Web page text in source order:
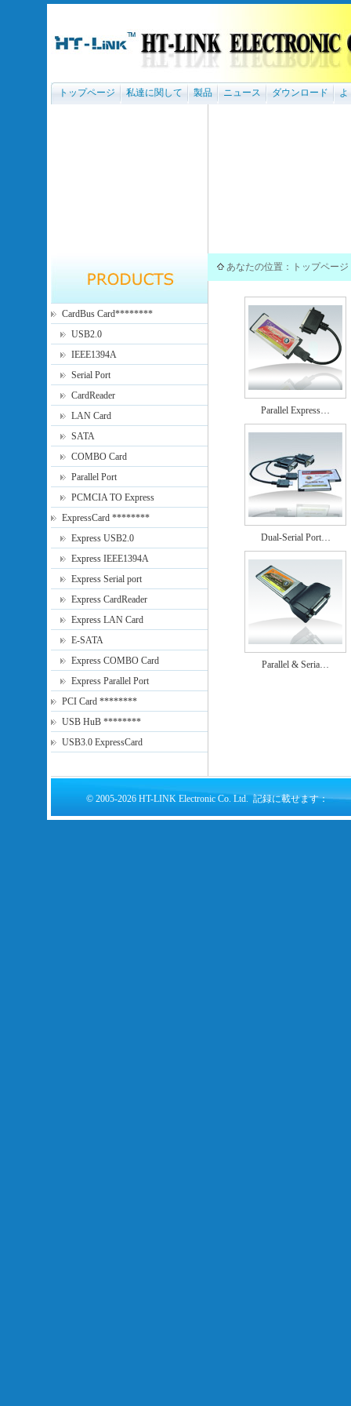
トップページ 私達に関して 製品 ニュース ダウンロード
CardBus Card********
USB2.0
IEEE1394A
Serial Port
CardReader
LAN Card
SATA
COMBO Card
Parallel Port
PCMCIA TO Express
ExpressCard ********
Express USB2.0
Express IEEE1394A
Express Serial port
Express CardReader
Express LAN Card
E-SATA
Express COMBO Card
Express Parallel Port
PCI Card ********
USB HuB ********
USB3.0 ExpressCard
あなたの位置： トップページ
Parallel Express…
Dual-Serial Port…
Parallel & Seria…
© 2005-2026 HT-LINK Electronic Co. Ltd. 記録に載せます：